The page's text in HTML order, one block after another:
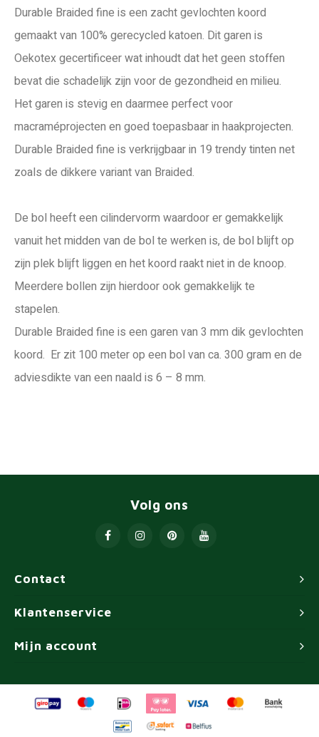
Durable Braided fine is een zacht gevlochten koord
gemaakt van 100% gerecycled katoen. Dit garen is
Oekotex gecertificeer wat inhoudt dat het geen stoffen
bevat die schadelijk zijn voor de gezondheid en milieu.
Het garen is stevig en daarmee perfect voor
macraméprojecten en goed toepasbaar in haakprojecten.
Durable Braided fine is verkrijgbaar in 19 trendy tinten net
zoals de dikkere variant van Braided.
De bol heeft een cilindervorm waardoor er gemakkelijk
vanuit het midden van de bol te werken is, de bol blijft op
zijn plek blijft liggen en het koord raakt niet in de knoop.
Meerdere bollen zijn hierdoor ook gemakkelijk te
stapelen.
Durable Braided fine is een garen van 3 mm dik gevlochten
koord. Er zit 100 meter op een bol van ca. 300 gram en de
adviesdikte van een naald is 6 – 8 mm.
Contact
Volg ons
Klantenservice
Mijn account